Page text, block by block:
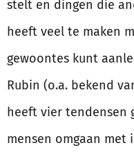
stelt en dingen die
heeft veel te maken
gewoontes kunt
Rubin (o.a. bekend
heeft vier tendensen
mensen omgaan